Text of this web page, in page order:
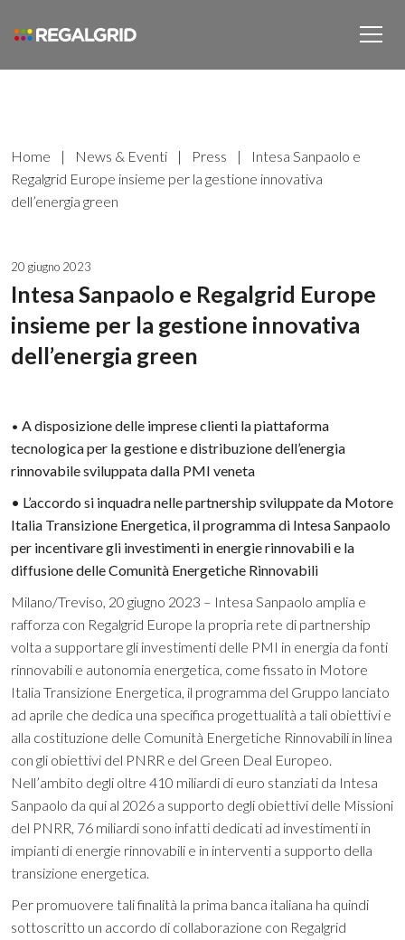
Home | News & Eventi | Press |
Intesa Sanpaolo e
Regalgrid Europe insieme per la gestione innovativa
dell’energia green
20 giugno 2023
Intesa Sanpaolo e Regalgrid Europe
insieme per la gestione innovativa
dell’energia green
• A disposizione delle imprese clienti la piattaforma
tecnologica per la gestione e distribuzione dell’energia
rinnovabile sviluppata dalla PMI veneta
• L’accordo si inquadra nelle partnership sviluppate da Motore
Italia Transizione Energetica, il programma di Intesa Sanpaolo
per incentivare gli investimenti in energie rinnovabili e la
diffusione delle Comunità Energetiche Rinnovabili
Milano/Treviso, 20 giugno 2023 – Intesa Sanpaolo amplia e
rafforza con Regalgrid Europe la propria rete di partnership
volta a supportare gli investimenti delle PMI in energia da fonti
rinnovabili e autonomia energetica, come fissato in Motore
Italia Transizione Energetica, il programma del Gruppo lanciato
ad aprile che dedica una specifica progettualità a tali obiettivi e
alla costituzione delle Comunità Energetiche Rinnovabili in linea
con gli obiettivi del PNRR e del Green Deal Europeo.
Nell’ambito degli oltre 410 miliardi di euro stanziati da Intesa
Sanpaolo da qui al 2026 a supporto degli obiettivi delle Missioni
del PNRR, 76 miliardi sono infatti dedicati ad investimenti in
impianti di energie rinnovabili e in interventi a supporto della
transizione energetica.
Per promuovere tali finalità la prima banca italiana ha quindi
sottoscritto un accordo di collaborazione con Regalgrid